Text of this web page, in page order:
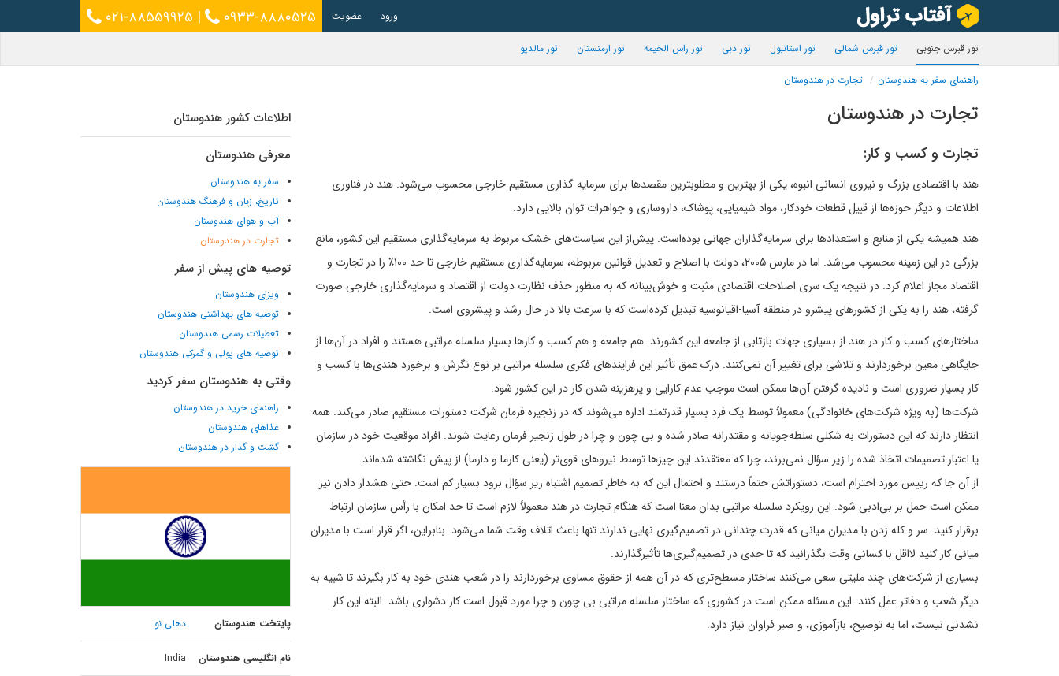
۰۲۱-۸۸۵۵۹۹۲۵ | ۰۹۳۳-۸۸۸۰۵۲۵ ورود عضویت
تور قبرس جنوبی تور قبرس شمالی تور استانبول تور دبی تور راس الخیمه تور ارمنستان تور مالدیو
راهنمای سفر به هندوستان تجارت در هندوستان
تجارت در هندوستان
تجارت و کسب و کار:
هند با اقتصادی بزرگ و نیروی انسانی انبوه، یکی از بهترین و مطلوبترین مقصدها برای سرمایه گذاری مستقیم خارجی محسوب می‌شود. هند در فناوری
اطلاعات و دیگر حوزه‌ها از قبیل قطعات خودکار، مواد شیمیایی، پوشاک، داروسازی و جواهرات توان بالایی دارد.
هند همیشه یکی از منابع و استعدادها برای سرمایه‌گذاران جهانی بوده‌است. پیش‌از این سیاست‌های خشک مربوط به سرمایه‌گذاری مستقیم این کشور، مانع
بزرگی در این زمینه محسوب می‌شد. اما در مارس ۲۰۰۵، دولت با اصلاح و تعدیل قوانین مربوطه، سرمایه‌گذاری مستقیم خارجی تا حد ۱۰۰٪ را در تجارت و
اقتصاد مجاز اعلام کرد. در نتیجه یک سری اصلاحات اقتصادی مثبت و خوش‌بینانه که به منظور حذف نظارت دولت از اقتصاد و سرمایه‌گذاری خارجی صورت
گرفته، هند را به یکی از کشورهای پیشرو در منطقه آسیا-اقیانوسیه تبدیل کرده‌است که با سرعت بالا در حال رشد و پیشروی است.
ساختارهای کسب و کار در هند از بسیاری جهات بازتابی از جامعه این کشورند. هم جامعه و هم کسب و کارها بسیار سلسله مراتبی هستند و افراد در آن‌ها از
جایگاهی معین برخوردارند و تلاشی برای تغییر آن نمی‌کنند. درک عمق تأثیر این فرایندهای فکری سلسله مراتبی بر نوع نگرش و برخورد هندی‌ها با کسب و
کار بسیار ضروری است و نادیده گرفتن آن‌ها ممکن است موجب عدم کارایی و پرهزینه شدن کار در این کشور شود.
شرکت‌ها (به ویژه شرکت‌های خانوادگی) معمولاً توسط یک فرد بسیار قدرتمند اداره می‌شوند که در زنجیره فرمان شرکت دستورات مستقیم صادر می‌کند. همه
انتظار دارند که این دستورات به شکلی سلطه‌جویانه و مقتدرانه صادر شده و بی ‌چون و چرا در طول زنجیر فرمان رعایت شوند. افراد موقعیت خود در سازمان
یا اعتبار تصمیمات اتخاذ شده را زیر سؤال نمی‌برند، چرا که معتقدند این چیزها توسط نیروهای قوی‌تر (یعنی کارما و دارما) از پیش نگاشته شده‌اند.
از آن جا که رییس مورد احترام است، دستوراتش حتماً درستند و احتمال این که به خاطر تصمیم اشتباه زیر سؤال برود بسیار کم است. حتی هشدار دادن نیز
ممکن است حمل بر بی‌ادبی شود. این رویکرد سلسله مراتبی بدان معنا است که هنگام تجارت در هند معمولاً لازم است تا حد امکان با رأس سازمان ارتباط
برقرار کنید. سر و کله زدن با مدیران میانی که قدرت چندانی در تصمیم‌گیری نهایی ندارند تنها باعث اتلاف وقت شما می‌شود. بنابراین، اگر قرار است با مدیران
میانی کار کنید لااقل با کسانی وقت بگذرانید که تا حدی در تصمیم‌گیری‌ها تأثیرگذارند.
بسیاری از شرکت‌های چند ملیتی سعی می‌کنند ساختار مسطح‌تری که در آن همه از حقوق مساوی برخوردارند را در شعب هندی خود به کار بگیرند تا شبیه به
دیگر شعب و دفاتر عمل کنند. این مسئله ممکن است در کشوری که ساختار سلسله مراتبی بی چون و چرا مورد قبول است کار دشواری باشد. البته این کار
نشدنی نیست، اما به توضیح، بازآموزی، و صبر فراوان نیاز دارد.
اطلاعات کشور هندوستان
معرفی هندوستان
سفر به هندوستان
تاریخ، زبان و فرهنگ هندوستان
آب و هوای هندوستان
تجارت در هندوستان
توصیه های پیش از سفر
ویزای هندوستان
توصیه های بهداشتی هندوستان
تعطیلات رسمی هندوستان
توصیه های پولی و گمرکی هندوستان
وقتی به هندوستان سفر کردید
راهنمای خرید در هندوستان
غذاهای هندوستان
گشت و گذار در هندوستان
پایتخت هندوستان دهلی نو
نام انگلیسی هندوستان India